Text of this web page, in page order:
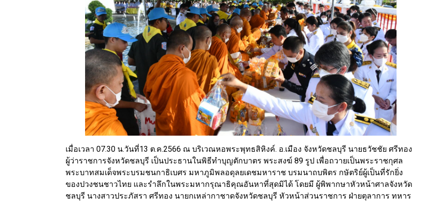
เมื่อเวลา 07.30 น.วันที่13 ต.ค.2566 ณ บริเวณหอพระพุทธสิหิงค์. อ.เมือง จังหวัดชลบุรี นายธวัชชัย ศรีทอง
ผู้ว่าราชการจังหวัดชลบุรี เป็นประธานในพิธีทำบุญตักบาตร พระสงฆ์ 89 รูป เพื่อถวายเป็นพระราชกุศล
พระบาทสมเด็จพระบรมชนกาธิเบศร มหาภูมิพลอดุลยเดชมหาราช บรมนาถบพิตร กษัตริย์ผู้เป็นที่รักยิ่ง
ของปวงชนชาวไทย และรำลึกในพระมหากรุณาธิคุณอันหาที่สุดมิได้ โดยมี ผู้พิพากษาหัวหน้าศาลจังหวัด
ชลบุรี นางสาวประภัสรา ศรีทอง นายกเหล่ากาชาดจังหวัดชลบุรี หัวหน้าส่วนราชการ ฝ่ายตุลาการ ทหาร